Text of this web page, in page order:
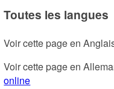
Toutes les langues
Voir cette page en
Voir cette page en
online